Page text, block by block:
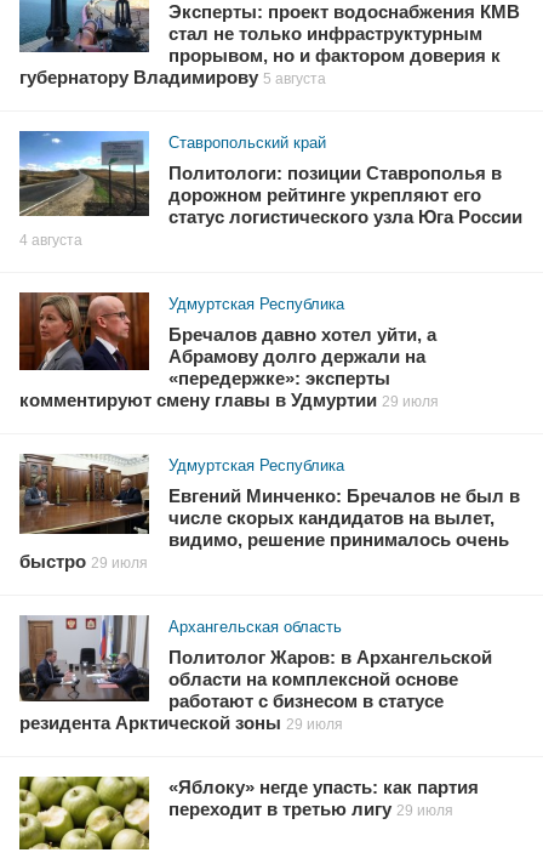
Эксперты: проект водоснабжения КМВ
стал не только инфраструктурным
прорывом, но и фактором доверия к
губернатору Владимирову 5 августа
Ставропольский край
Политологи: позиции Ставрополья в
дорожном рейтинге укрепляют его
статус логистического узла Юга России
4 августа
Удмуртская Республика
Бречалов давно хотел уйти, а
Абрамову долго держали на
«передержке»: эксперты
комментируют смену главы в Удмуртии 29 июля
Удмуртская Республика
Евгений Минченко: Бречалов не был в
числе скорых кандидатов на вылет,
видимо, решение принималось очень
быстро 29 июля
Архангельская область
Политолог Жаров: в Архангельской
области на комплексной основе
работают с бизнесом в статусе
резидента Арктической зоны 29 июля
«Яблоку» негде упасть: как партия
переходит в третью лигу 29 июля